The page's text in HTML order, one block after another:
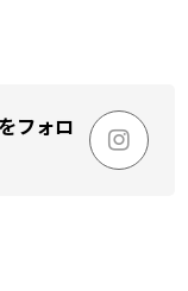
フォロ